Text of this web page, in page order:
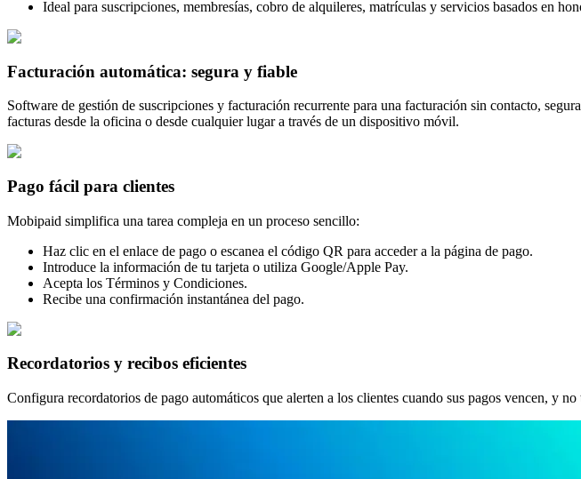
Ideal para suscripciones, membresías, cobro de alquileres, matrículas y servicios basados en
Facturación automática: segura y fiable
Software de gestión de suscripciones y facturación recurrente para una facturación sin contacto,
facturas desde la oficina o desde cualquier lugar a través de un dispositivo móvil.
Pago fácil para clientes
Mobipaid simplifica una tarea compleja en un proceso sencillo:
Haz clic en el enlace de pago o escanea el código QR para acceder a la página de pago.
Introduce la información de tu tarjeta o utiliza Google/Apple Pay.
Acepta los Términos y Condiciones.
Recibe una confirmación instantánea del pago.
Recordatorios y recibos eficientes
Configura recordatorios de pago automáticos que alerten a los clientes cuando sus pagos vencen, y